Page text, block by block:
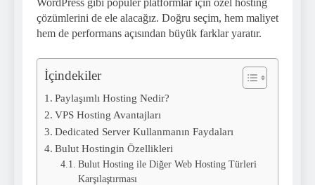
çözümlerini de ele alacağız. Doğru seçim, hem maliyet
hem de performans açısından büyük farklar yaratır.
İçindekiler
Paylaşımlı Hosting Nedir?
VPS Hosting Avantajları
Dedicated Server Kullanmanın Faydaları
Bulut Hostingin Özellikleri
Bulut Hosting ile Diğer Web Hosting Türleri
Karşılaştırması